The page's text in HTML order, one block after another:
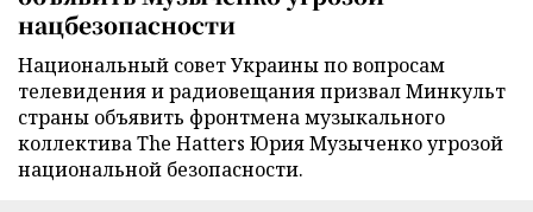
нацбезопасности
Национальный совет Украины по вопросам
телевидения и радиовещания призвал Минкульт
страны объявить фронтмена музыкального
коллектива The Hatters Юрия Музыченко угрозой
национальной безопасности.